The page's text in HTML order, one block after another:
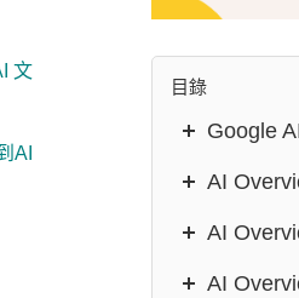
目錄
Google
AI
AI
AI
文
AI